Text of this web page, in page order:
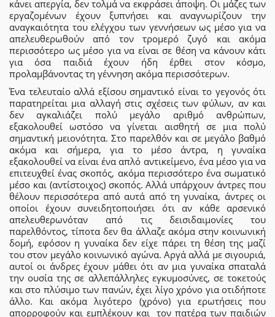
κάνει απεργία, δεν τολμά να εκφράσει άποψη. Οι μάζες των
εργαζομένων έχουν ξυπνήσει και αναγνωρίζουν την
αναγκαιότητα του ελέγχου των γεννήσεων ως μέσο για να
απελευθερωθούν από τον τρομερό ζυγό και ακόμα
περισσότερο ως μέσο για να είναι σε θέση να κάνουν κάτι
για όσα παιδιά έχουν ήδη έρθει στον κόσμο,
προλαμβάνοντας τη γέννηση ακόμα περισσότερων.
Ένα τελευταίο αλλά εξίσου σημαντικό είναι το γεγονός ότι
παρατηρείται μια αλλαγή στις σχέσεις των φύλων, αν και
δεν αγκαλιάζει πολύ μεγάλο αριθμό ανθρώπων,
εξακολουθεί ωστόσο να γίνεται αισθητή σε μια πολύ
σημαντική μειονότητα. Στο παρελθόν και σε μεγάλο βαθμό
ακόμα και σήμερα, για το μέσο άντρα, η γυναίκα
εξακολουθεί να είναι ένα απλό αντικείμενο, ένα μέσο για να
επιτευχθεί ένας σκοπός, ακόμα περισσότερο ένα σωματικό
μέσο και (αντίστοιχος) σκοπός. Αλλά υπάρχουν άντρες που
θέλουν περισσότερα από αυτά από τη γυναίκα, άντρες οι
οποίοι έχουν συνειδητοποιήσει ότι αν κάθε αρσενικό
απελευθερωνόταν από τις δεισιδαιμονίες του
παρελθόντος, τίποτα δεν θα άλλαζε ακόμα στην κοινωνική
δομή, εφόσον η γυναίκα δεν είχε πάρει τη θέση της μαζί
του στον μεγάλο κοινωνικό αγώνα. Αργά αλλά με σιγουριά,
αυτοί οι άνδρες έχουν μάθει ότι αν μια γυναίκα σπαταλά
την ουσία της σε αλλεπάλληλες εγκυμοσύνες, σε τοκετούς
και στο πλύσιμο των πανών, έχει λίγο χρόνο για οτιδήποτε
άλλο. Και ακόμα λιγότερο (χρόνο) για ερωτήσεις που
απορροφούν και εμπλέκουν και τον πατέρα των παιδιών